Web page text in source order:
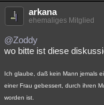
arkana
ehemaliges Mitglied
@Zoddy
wo bitte ist diese
Ich glaube, daß kein Mann jemals
einer Frau gebessert, durch ihren
worden ist.